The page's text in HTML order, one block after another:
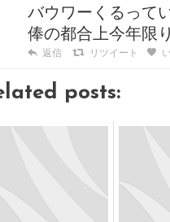
バウワーくるって
俸の都合上今年限
返信 リツイート
posts: